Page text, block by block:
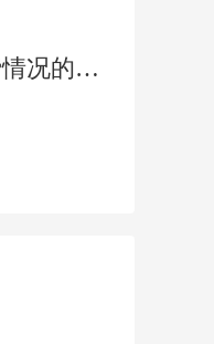
上门服务系统如何做到杜绝乱收费和隐形收费情况的发生